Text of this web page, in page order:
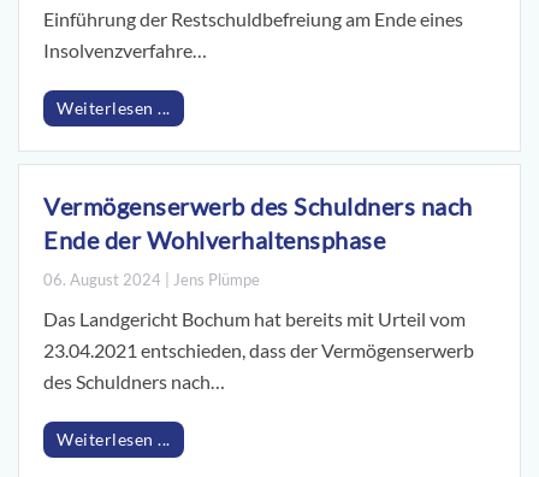
Einführung der Restschuldbefreiung am Ende eines
Insolvenzverfahre…
Weiterlesen ...
Vermögenserwerb des Schuldners nach
Ende der Wohlverhaltensphase
06. August 2024 | Jens Plümpe
Das Landgericht Bochum hat bereits mit Urteil vom
23.04.2021 entschieden, dass der Vermögenserwerb
des Schuldners nach…
Weiterlesen ...